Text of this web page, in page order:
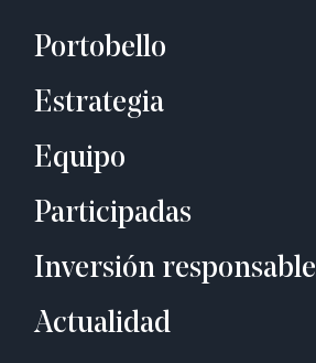
Portobello
Estrategia
Equipo
Participadas
Inversión responsable
Actualidad